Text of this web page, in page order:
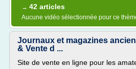
→ 42 articles
Aucune vidéo sélectionnée pour ce
Journaux et magazines
& Vente d ...
Site de vente en ligne pour les